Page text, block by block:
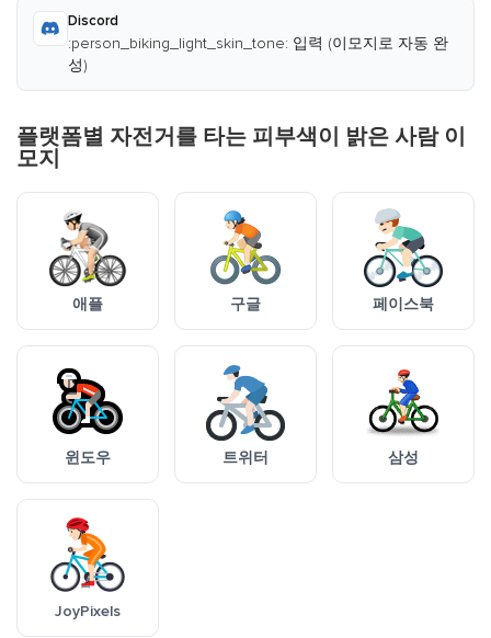
Discord
:person_biking_light_skin_tone: 입력 (이모지로 자동 완
성)
플랫폼별 자전거를 타는 피부색이 밝은 사람 이
모지
애플 구글 페이스북
윈도우 트위터 삼성
JoyPixels